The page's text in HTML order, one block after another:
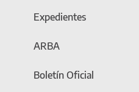
Expedientes
ARBA
Boletín Oficial